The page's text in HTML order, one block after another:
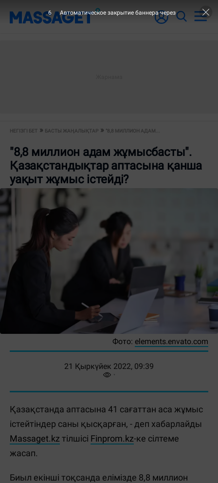
НЕГІЗГІ БЕТ БАСТЫ ЖАҢАЛЫҚТАР "8,8 МИЛЛИОН АДАМ...
"8,8 миллион адам жұмысбасты".
Қазақстандықтар аптасына қанша
уақыт жұмыс істейді?
Фото: elements.envato.com
21 Қыркүйек 2022, 09:39
Қазақстанда аптасына 41 сағаттан аса жұмыс
істейтіндер саны қысқарған, - деп хабарлайды
Massaget.kz тілшісі Finprom.kz-ке сілтеме
жасап.
Биыл екінші тоқсанда елімізде 8,8 миллион
5 Автоматическое закрытие баннера через